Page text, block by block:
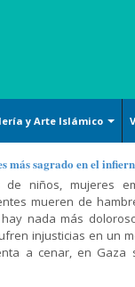
y Arte Islámico
islámico
sagrados
musulmana
más sagrado en el
niños, mujeres
mueren de
nada más
injusticias en un
a cenar, en Gaza